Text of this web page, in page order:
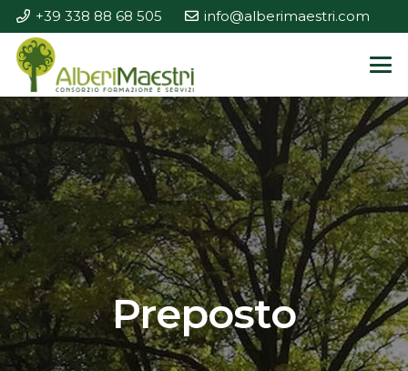
+39 338 88 68 505 info@alberimaestri.com
Preposto